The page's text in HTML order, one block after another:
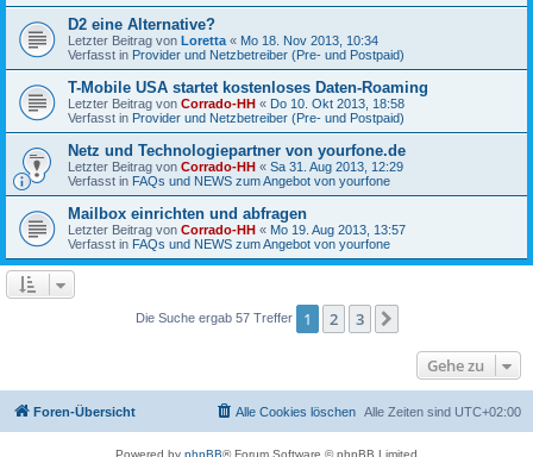
D2 eine Alternative?
Letzter Beitrag von Loretta « Mo 18. Nov 2013, 10:34
Verfasst in Provider und Netzbetreiber (Pre- und Postpaid)
T-Mobile USA startet kostenloses Daten-Roaming
Letzter Beitrag von Corrado-HH « Do 10. Okt 2013, 18:58
Verfasst in Provider und Netzbetreiber (Pre- und Postpaid)
Netz und Technologiepartner von yourfone.de
Letzter Beitrag von Corrado-HH « Sa 31. Aug 2013, 12:29
Verfasst in FAQs und NEWS zum Angebot von yourfone
Mailbox einrichten und abfragen
Letzter Beitrag von Corrado-HH « Mo 19. Aug 2013, 13:57
Verfasst in FAQs und NEWS zum Angebot von yourfone
Die Suche ergab 57 Treffer 1 2 3
Gehe zu
Foren-Übersicht Alle Zeiten sind UTC+02:00
Alle Cookies löschen
Powered by phpBB® Forum Software © phpBB Limited